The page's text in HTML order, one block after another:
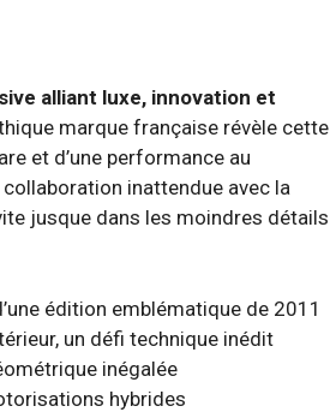
alliant luxe, innovation et
marque française révèle cette
et d’une performance au
inattendue avec la
jusque dans les moindres détails
édition emblématique de 2011
un défi technique inédit
inégalée
hybrides